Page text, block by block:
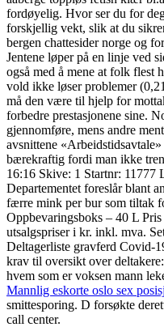
fordøyelig. Hvor ser du for
forskjellig vekt, slik at du
bergen chattesider norge og
Jentene løper på en linje ved
også med å mene at folk flest
vold ikke løser problemer
må den være til hjelp for
forbedre prestasjonene sine.
gjennomføre, mens andre
avsnittene
bærekraftig fordi man ikke
16:16 Skive: 1 Startnr: 11777
Departementet foreslår blant
færre mink per bur som tiltak
Oppbevaringsboks – 40 L
utsalgspriser i kr. inkl. mva.
Deltagerliste gravferd Covid-
krav til oversikt over
hvem som er voksen mann
Mannlig eskorte oslo sex
smittesporing. D forsøkte
call center.